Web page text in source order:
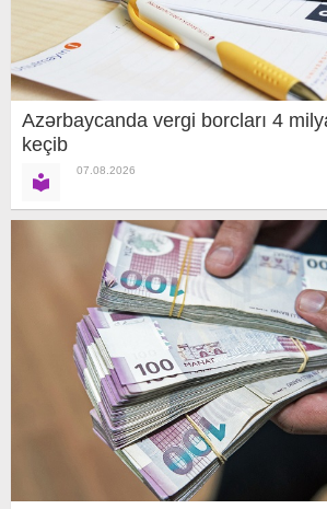
Azərbaycanda vergi borcları 4
keçib
07.08.2026